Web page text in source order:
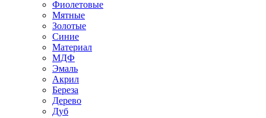
Фиолетовые
Мятные
Золотые
Синие
Материал
МДФ
Эмаль
Акрил
Береза
Дерево
Дуб